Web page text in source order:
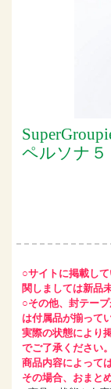
ペルソナ５
○サイトに掲載し
関しましては新品
○その他、封テー
は付属品が揃って
実際の状態により
でご了承ください。
商品内容によって
その場合、おまと